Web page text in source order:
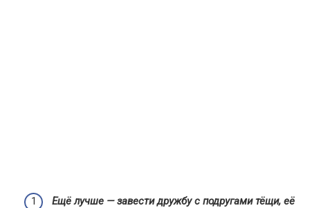
Ещё лучше — завести дружбу с подругами тёщи, её